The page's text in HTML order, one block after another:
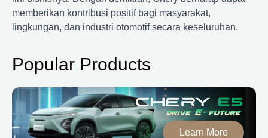
memberikan kontribusi positif bagi masyarakat,
lingkungan, dan industri otomotif secara keseluruhan.
Popular Products
Learn More